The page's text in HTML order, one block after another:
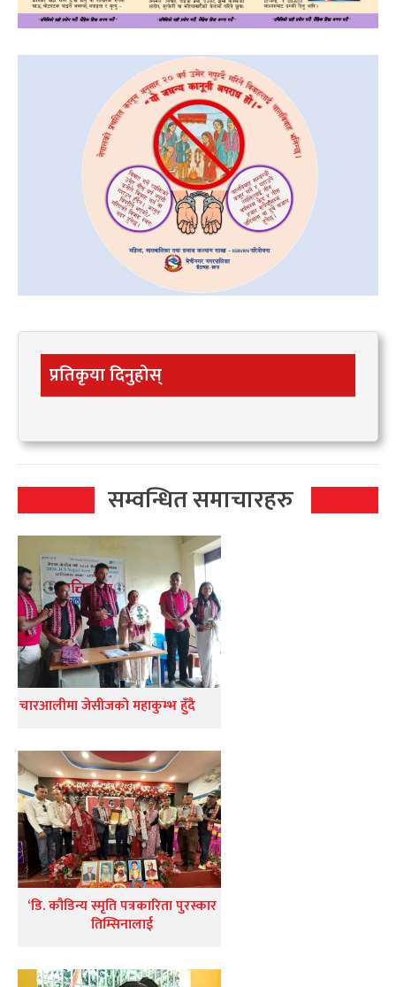
प्रतिकृया दिनुहोस्
सम्वन्धित समाचारहरु
चारआलीमा जेसीजको महाकुम्भ हुँदै
‘डि. कौडिन्य स्मृति पत्रकारिता पुरस्कार
तिम्सिनालाई